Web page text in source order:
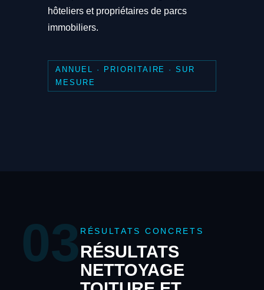
hôteliers et propriétaires de parcs
immobiliers.
ANNUEL · PRIORITAIRE · SUR
MESURE
03 RÉSULTATS CONCRETS
RÉSULTATS
NETTOYAGE